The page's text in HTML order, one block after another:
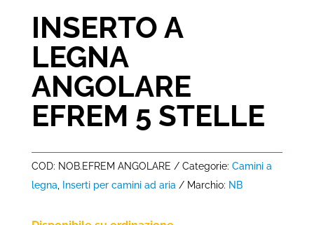
INSERTO A
LEGNA
ANGOLARE
EFREM 5 STELLE
COD: NOB.EFREM ANGOLARE Categorie: Camini a
legna
Inserti per camini ad aria Marchio: NB